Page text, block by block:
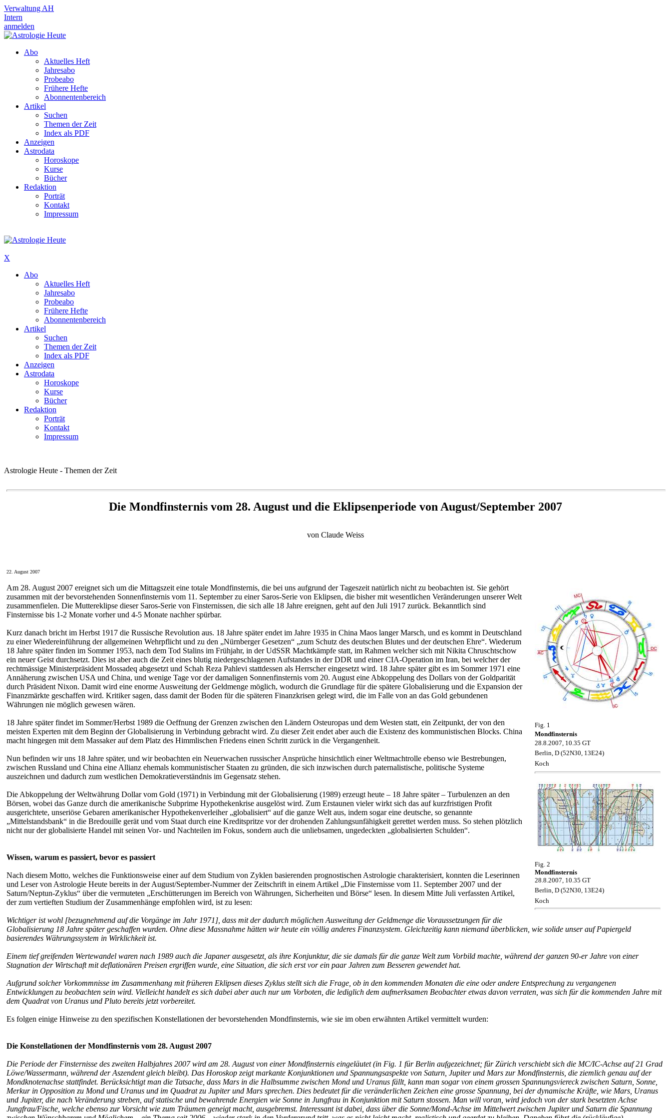
Verwaltung AH
Intern
anmelden
Abo
Aktuelles Heft
Jahresabo
Probeabo
Frühere Hefte
Abonnentenbereich
Artikel
Suchen
Themen der Zeit
Index als PDF
Anzeigen
Astrodata
Horoskope
Kurse
Bücher
Redaktion
Porträt
Kontakt
Impressum
X
Abo
Aktuelles Heft
Jahresabo
Probeabo
Frühere Hefte
Abonnentenbereich
Artikel
Suchen
Themen der Zeit
Index als PDF
Anzeigen
Astrodata
Horoskope
Kurse
Bücher
Redaktion
Porträt
Kontakt
Impressum
Astrologie Heute - Themen der Zeit
Die Mondfinsternis vom 28. August und die Eklipsenperiode von August/September 2007
von Claude Weiss
22. August 2007
Fig. 1
Mondfinsternis
28.8.2007, 10.35 GT
Berlin, D (52N30, 13E24)
Koch
Fig. 2
Mondfinsternis
28.8.2007, 10.35 GT
Berlin, D (52N30, 13E24)
Koch
Am 28. August 2007 ereignet sich um die Mittagszeit eine totale Mondfinsternis, die bei uns aufgrund der Tageszeit natürlich nicht zu beobachten ist. Sie gehört
zusammen mit der bevorstehenden Sonnenfinsternis vom 11. September zu einer Saros-Serie von Eklipsen, die bisher mit wesentlichen Veränderungen unserer Welt
zusammenfielen. Die Muttereklipse dieser Saros-Serie von Finsternissen, die sich alle 18 Jahre ereignen, geht auf den Juli 1917 zurück. Bekanntlich sind
Finsternisse bis 1-2 Monate vorher und 4-5 Monate nachher spürbar.
Kurz danach bricht im Herbst 1917 die Russische Revolution aus. 18 Jahre später endet im Jahre 1935 in China Maos langer Marsch, und es kommt in Deutschland
zu einer Wiedereinführung der allgemeinen Wehrpflicht und zu den „Nürnberger Gesetzen“ „zum Schutz des deutschen Blutes und der deutschen Ehre“. Wiederum
18 Jahre später finden im Sommer 1953, nach dem Tod Stalins im Frühjahr, in der UdSSR Machtkämpfe statt, im Rahmen welcher sich mit Nikita Chruschtschow
ein neuer Geist durchsetzt. Dies ist aber auch die Zeit eines blutig niedergeschlagenen Aufstandes in der DDR und einer CIA-Operation im Iran, bei welcher der
rechtmässige Ministerpräsident Mossadeq abgesetzt und Schah Reza Pahlevi stattdessen als Herrscher eingesetzt wird. 18 Jahre später gibt es im Sommer 1971 eine
Annäherung zwischen USA und China, und wenige Tage vor der damaligen Sonnenfinsternis vom 20. August eine Abkoppelung des Dollars von der Goldparität
durch Präsident Nixon. Damit wird eine enorme Ausweitung der Geldmenge möglich, wodurch die Grundlage für die spätere Globalisierung und die Expansion der
Finanzmärkte geschaffen wird. Kritiker sagen, dass damit der Boden für die späteren Finanzkrisen gelegt wird, die im Falle von an das Gold gebundenen
Währungen nie möglich gewesen wären.
18 Jahre später findet im Sommer/Herbst 1989 die Oeffnung der Grenzen zwischen den Ländern Osteuropas und dem Westen statt, ein Zeitpunkt, der von den
meisten Experten mit dem Beginn der Globalisierung in Verbindung gebracht wird. Zu dieser Zeit endet aber auch die Existenz des kommunistischen Blocks. China
macht hingegen mit dem Massaker auf dem Platz des Himmlischen Friedens einen Schritt zurück in die Vergangenheit.
Nun befinden wir uns 18 Jahre später, und wir beobachten ein Neuerwachen russischer Ansprüche hinsichtlich einer Weltmachtrolle ebenso wie Bestrebungen,
zwischen Russland und China eine Allianz ehemals kommunistischer Staaten zu gründen, die sich inzwischen durch paternalistische, politische Systeme
auszeichnen und dadurch zum westlichen Demokratieverständnis im Gegensatz stehen.
Die Abkoppelung der Weltwährung Dollar vom Gold (1971) in Verbindung mit der Globalisierung (1989) erzeugt heute – 18 Jahre später – Turbulenzen an den
Börsen, wobei das Ganze durch die amerikanische Subprime Hypothekenkrise ausgelöst wird. Zum Erstaunen vieler wirkt sich das auf kurzfristigen Profit
ausgerichtete, unseriöse Gebaren amerikanischer Hypothekenverleiher „globalisiert“ auf die ganze Welt aus, indem sogar eine deutsche, so genannte
„Mittelstandsbank“ in die Bredouille gerät und vom Staat durch eine Kreditspritze vor der drohenden Zahlungsunfähigkeit gerettet werden muss. So stehen plötzlich
nicht nur der globalisierte Handel mit seinen Vor- und Nachteilen im Fokus, sondern auch die unliebsamen, ungedeckten „globalisierten Schulden“.
Wissen, warum es passiert, bevor es passiert
Nach diesem Motto, welches die Funktionsweise einer auf dem Studium von Zyklen basierenden prognostischen Astrologie charakterisiert, konnten die Leserinnen
und Leser von Astrologie Heute bereits in der August/September-Nummer der Zeitschrift in einem Artikel „Die Finsternisse vom 11. September 2007 und der
Saturn/Neptun-Zyklus“ über die vermuteten „Erschütterungen im Bereich von Währungen, Sicherheiten und Börse“ lesen. In diesem Mitte Juli verfassten Artikel,
der zum vertieften Studium der Zusammenhänge empfohlen wird, ist zu lesen:
Wichtiger ist wohl [bezugnehmend auf die Vorgänge im Jahr 1971], dass mit der dadurch möglichen Ausweitung der Geldmenge die Voraussetzungen für die
Globalisierung 18 Jahre später geschaffen wurden. Ohne diese Massnahme hätten wir heute ein völlig anderes Finanzsystem. Gleichzeitig kann niemand überblicken, wie solide unser auf Papiergeld
basierendes Währungssystem in Wirklichkeit ist.
Einem tief greifenden Wertewandel waren nach 1989 auch die Japaner ausgesetzt, als ihre Konjunktur, die sie damals für die ganze Welt zum Vorbild machte, während der ganzen 90-er Jahre von einer
Stagnation der Wirtschaft mit deflationären Preisen ergriffen wurde, eine Situation, die sich erst vor ein paar Jahren zum Besseren gewendet hat.
Aufgrund solcher Vorkommnisse im Zusammenhang mit früheren Eklipsen dieses Zyklus stellt sich die Frage, ob in den kommenden Monaten die eine oder andere Entsprechung zu vergangenen
Entwicklungen zu beobachten sein wird. Vielleicht handelt es sich dabei aber auch nur um Vorboten, die lediglich dem aufmerksamen Beobachter etwas davon verraten, was sich für die kommenden Jahre mit
dem Quadrat von Uranus und Pluto bereits jetzt vorbereitet.
Es folgen einige Hinweise zu den spezifischen Konstellationen der bevorstehenden Mondfinsternis, wie sie im oben erwähnten Artikel vermittelt wurden:
Die Konstellationen der Mondfinsternis vom 28. August 2007
Die Periode der Finsternisse des zweiten Halbjahres 2007 wird am 28. August von einer Mondfinsternis eingeläutet (in Fig. 1 für Berlin aufgezeichnet; für Zürich verschiebt sich die MC/IC-Achse auf 21 Grad
Löwe/Wassermann, während der Aszendent gleich bleibt). Das Horoskop zeigt markante Konjunktionen und Spannungsaspekte von Saturn, Jupiter und Mars zur Mondfinsternis, die ziemlich genau auf der
Mondknotenachse stattfindet. Berücksichtigt man die Tatsache, dass Mars in die Halbsumme zwischen Mond und Uranus fällt, kann man sogar von einem grossen Spannungsviereck zwischen Saturn, Sonne,
Merkur in Opposition zu Mond und Uranus und im Quadrat zu Jupiter und Mars sprechen. Dies bedeutet für die veränderlichen Zeichen eine grosse Spannung, bei der dynamische Kräfte, wie Mars, Uranus
und Jupiter, die nach Veränderung streben, auf statische und bewahrende Energien wie Sonne in Jungfrau in Konjunktion mit Saturn stossen. Man will voran, wird jedoch von der stark besetzten Achse
Jungfrau/Fische, welche ebenso zur Vorsicht wie zum Träumen geneigt macht, ausgebremst. Interessant ist dabei, dass über die Sonne/Mond-Achse im Mittelwert zwischen Jupiter und Saturn die Spannung